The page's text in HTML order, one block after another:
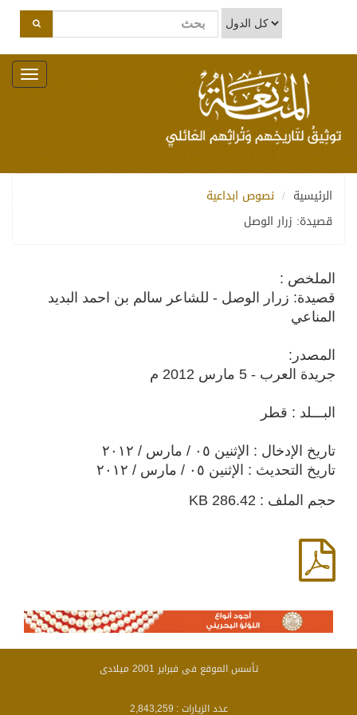
Toggle
navigation
الرئيسية
نصوص ابداعية
قصيدة: زرار الوصل
الملخص :
قصيدة: زرار الوصل - للشاعر سالم بن احمد البديد
المناعي
المصدر:
جريدة العرب - 5 مارس 2012 م
البـــلد : قطر
تاريخ الإدخال : الإثنين ٠٥ / مارس / ٢٠١٢
تاريخ التحديث : الإثنين ٠٥ / مارس / ٢٠١٢
حجم الملف : 286.42 KB
تأسس الموقع فى فبراير 2001 ميلادى
عدد الزيارات : 2,843,259